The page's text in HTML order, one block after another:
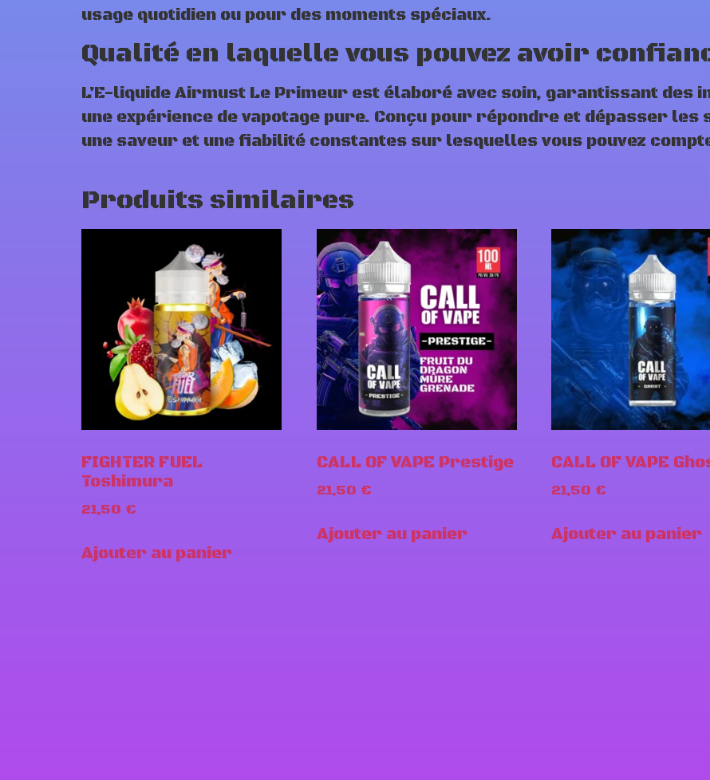
usage quotidien ou pour des moments spéciaux.
Qualité en laquelle vous pouvez avoir
L’E-liquide Airmust Le Primeur est élaboré avec soin, garantissant des
une expérience de vapotage pure. Conçu pour répondre et dépasser
une saveur et une fiabilité constantes sur lesquelles vous pouvez
Produits similaires
FIGHTER FUEL
Toshimura
21,50 €
Ajouter au panier
CALL OF VAPE Prestige
21,50 €
Ajouter au panier
CALL OF VAPE
21,50 €
Ajouter au panier